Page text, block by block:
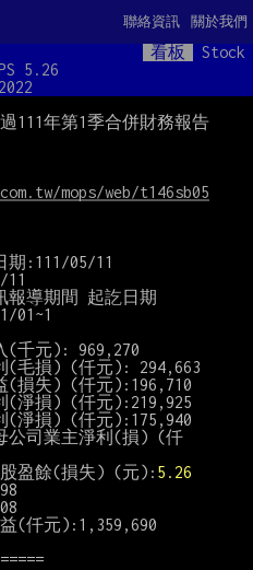
關於我們
聯絡資訊
看板
Stock
5.26
111年第1季合併財務報告
mops/web/t146sb05
期:111/05/11
11
報導期間 起訖日期
01~1
(千元): 969,270
(毛損) (仟元): 294,663
(損失) (仟元):196,710
(淨損) (仟元):219,925
(淨損) (仟元):175,940
公司業主淨利(損) (仟
股盈餘(損失) (元): 5.26
(仟元):1,359,690